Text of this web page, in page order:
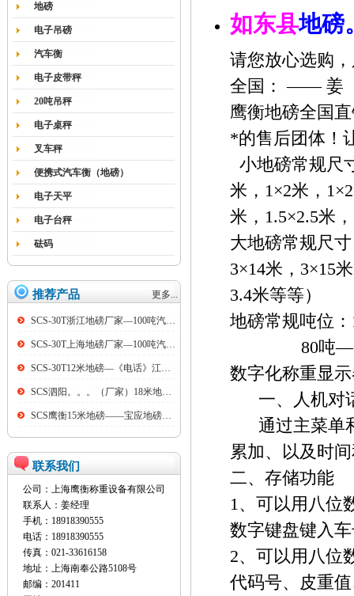
地磅
电子吊磅
汽车衡
电子皮带秤
20吨吊秤
电子桌秤
叉车秤
便携式汽车衡（地磅）
电子天平
电子台秤
砝码
推荐产品 更多...
SCS-30T浙江地磅厂家—100吨汽车衡
SCS-30T上海地磅厂家—100吨汽车衡
SCS-30T12米地磅—《电话》江阴100吨地磅
SCS泗阳。。。（厂家）18米地磅（低价）
SCS鹰衡15米地磅——宝应地磅销售点
联系我们
公司：上海鹰衡称重设备有限公司
联系人：姜经理
手机：18918390555
电话：18918390555
传真：021-33616158
地址：上海南奉公路5108号
邮编：201411
如东县地磅
请您放心选购
全国： —— 姜
鹰衡地磅全国
*的售后团体！
小地磅常规尺
米，1×2米，
米，1.5×2.5米
大地磅常规尺
3×14米，3×15
3.4米等等）
地磅常规吨位
80吨—100
数字化称重显
一、人机对
通过主菜单和
累加、以及时
二、存储功能
1、可以用八位
数字键盘键入
2、可以用八位
代码号、皮重